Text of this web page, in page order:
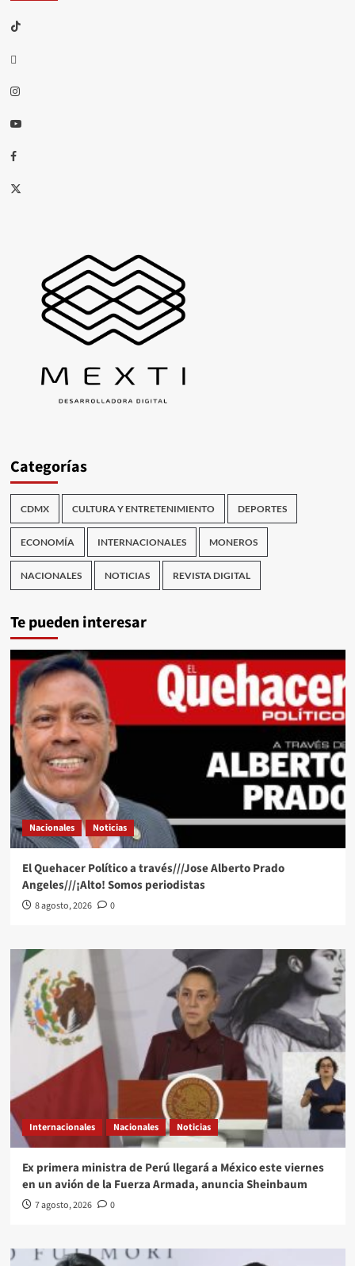
TikTok
threads
Instagram
Youtube
Facebook
X
Categorías
CDMX CULTURA Y ENTRETENIMIENTO DEPORTES
ECONOMÍA INTERNACIONALES MONEROS
NACIONALES NOTICIAS REVISTA DIGITAL
Te pueden interesar
Nacionales Noticias
El Quehacer Político a través///Jose Alberto Prado
Angeles///¡Alto! Somos periodistas
8 agosto, 2026 0
Internacionales Nacionales Noticias
Ex primera ministra de Perú llegará a México este viernes
en un avión de la Fuerza Armada, anuncia Sheinbaum
7 agosto, 2026 0